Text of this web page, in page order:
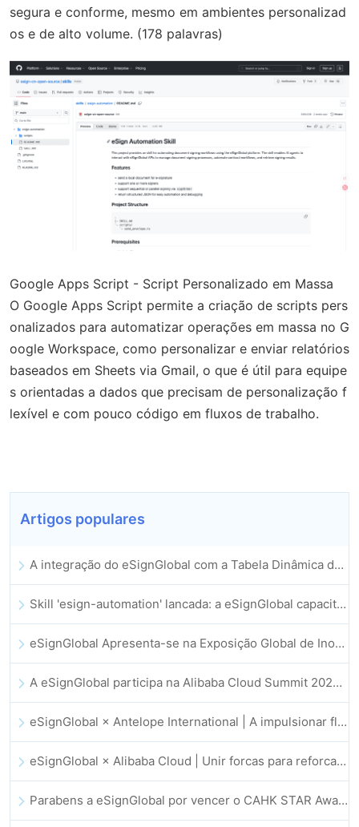
segura e conforme, mesmo em ambientes personalizad
os e de alto volume. (178 palavras)
Google Apps Script - Script Personalizado em Massa
O Google Apps Script permite a criação de scripts pers
onalizados para automatizar operações em massa no G
oogle Workspace, como personalizar e enviar relatórios
baseados em Sheets via Gmail, o que é útil para equipe
s orientadas a dados que precisam de personalização f
lexível e com pouco código em fluxos de trabalho.
Artigos populares
A integração do eSignGlobal com a Tabela Dinâmica do Lark é oficialmente lançada: assinatura e arquivamento automatizados de contratos eletrónicos
Skill 'esign-automation' lancada: a eSignGlobal capacita a OpenClaw com assinaturas eletrónicas automatizadas
eSignGlobal Apresenta-se na Exposição Global de Inovação GIS 2025
A eSignGlobal participa na Alibaba Cloud Summit 2025 em Hong Kong, impulsionando a inovação na cloud orientada por IA e a confiança digital
eSignGlobal × Antelope International | A impulsionar fluxos de trabalho digitais seguros e orientados por IA
eSignGlobal × Alibaba Cloud | Unir forcas para reforcar a confianca digital global no setor fintech
Parabens a eSignGlobal por vencer o CAHK STAR Award 2025!